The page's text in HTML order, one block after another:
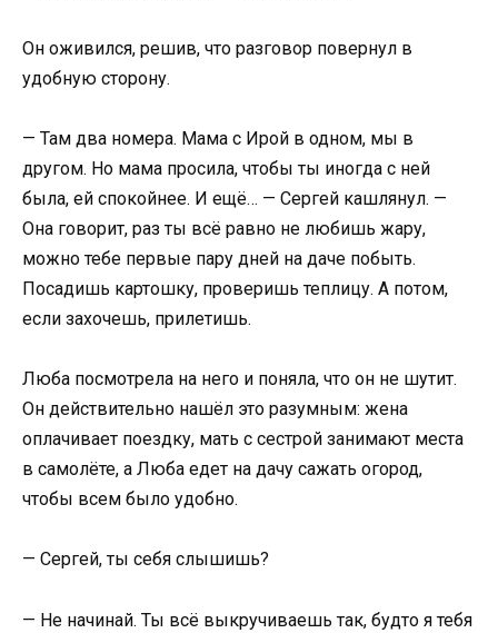
Он оживился, решив, что разговор повернул в
удобную сторону.
— Там два номера. Мама с Ирой в одном, мы в
другом. Но мама просила, чтобы ты иногда с ней
была, ей спокойнее. И ещё… — Сергей кашлянул. —
Она говорит, раз ты всё равно не любишь жару,
можно тебе первые пару дней на даче побыть.
Посадишь картошку, проверишь теплицу. А потом,
если захочешь, прилетишь.
Люба посмотрела на него и поняла, что он не шутит.
Он действительно нашёл это разумным: жена
оплачивает поездку, мать с сестрой занимают места
в самолёте, а Люба едет на дачу сажать огород,
чтобы всем было удобно.
— Сергей, ты себя слышишь?
— Не начинай. Ты всё выкручиваешь так, будто я тебя